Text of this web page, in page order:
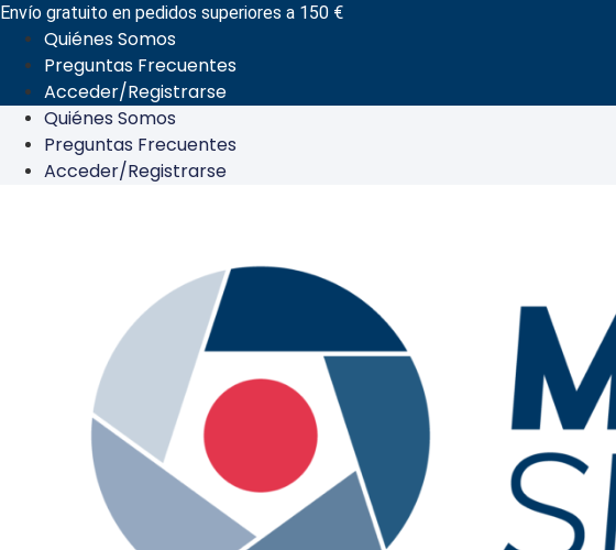
Ir
contenido
Envío gratuito en pedidos superiores a 150 €
Quiénes Somos
Preguntas Frecuentes
Acceder/Registrarse
Quiénes Somos
Preguntas Frecuentes
Acceder/Registrarse